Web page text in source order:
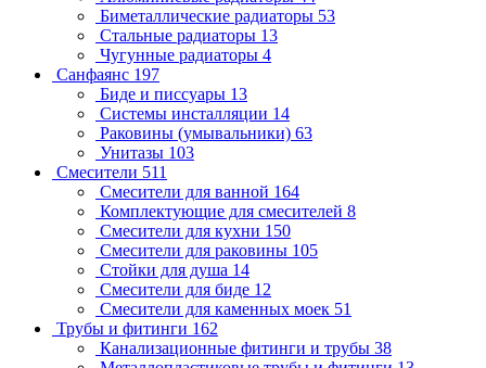
Биметаллические радиаторы 53
Стальные радиаторы 13
Чугунные радиаторы 4
Санфаянс 197
Биде и писсуары 13
Системы инсталляции 14
Раковины (умывальники) 63
Унитазы 103
Смесители 511
Смесители для ванной 164
Комплектующие для смесителей 8
Смесители для кухни 150
Смесители для раковины 105
Стойки для душа 14
Смесители для биде 12
Смесители для каменных моек 51
Трубы и фитинги 162
Канализационные фитинги и трубы 38